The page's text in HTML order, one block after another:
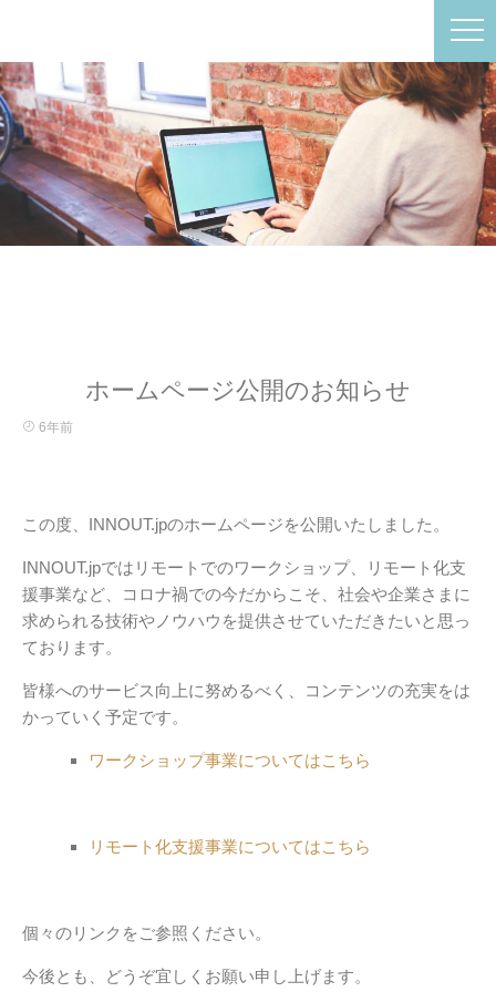
ホームページ公開のお知らせ
6年前
この度、INNOUT.jpのホームページを公開いたしました。
INNOUT.jpではリモートでのワークショップ、リモート化支
援事業など、コロナ禍での今だからこそ、社会や企業さまに
求められる技術やノウハウを提供させていただきたいと思っ
ております。
皆様へのサービス向上に努めるべく、コンテンツの充実をは
かっていく予定です。
ワークショップ事業についてはこちら
リモート化支援事業についてはこちら
個々のリンクをご参照ください。
今後とも、どうぞ宜しくお願い申し上げます。